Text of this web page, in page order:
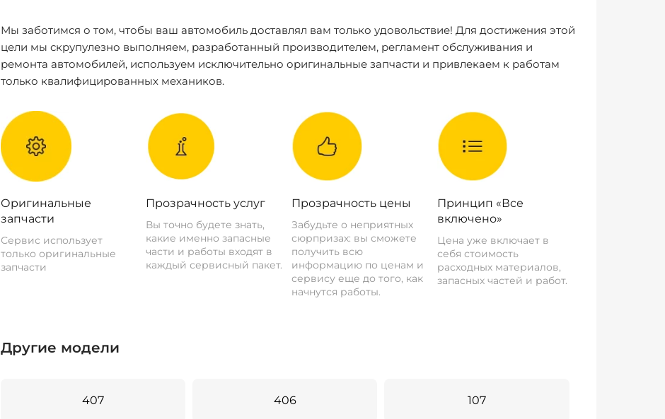
Мы заботимся о том, чтобы ваш автомобиль доставлял вам только удовольствие! Для достижения этой
цели мы скрупулезно выполняем, разработанный производителем, регламент обслуживания и
ремонта автомобилей, используем исключительно оригинальные запчасти и привлекаем к работам
только квалифицированных механиков.
Оригинальные
запчасти
Сервис использует
только оригинальные
запчасти
Прозрачность услуг
Вы точно будете знать,
какие именно запасные
части и работы входят в
каждый сервисный пакет.
Прозрачность цены
Забудьте о неприятных
сюрпризах: вы сможете
получить всю
информацию по ценам и
сервису еще до того, как
начнутся работы.
Принцип «Все
включено»
Цена уже включает в
себя стоимость
расходных материалов,
запасных частей и работ.
Другие модели
407 406 107